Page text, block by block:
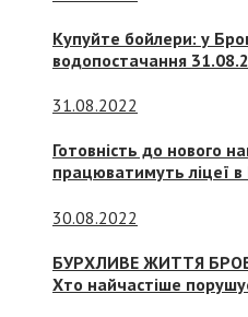
Купуйте бойлери: у
водопостачання
31.08.2022
Готовність до нового
працюватимуть ліцеї
30.08.2022
БУРХЛИВЕ ЖИТТЯ
Хто найчастіше